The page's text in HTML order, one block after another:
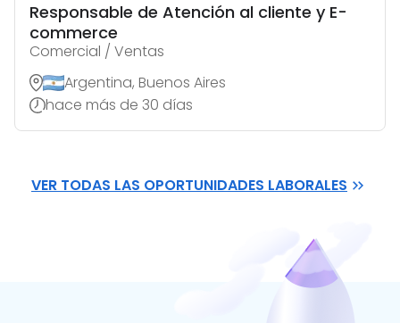
Responsable de Atención al cliente y E-
commerce
Comercial / Ventas
Argentina, Buenos Aires
hace más de 30 días
VER TODAS LAS OPORTUNIDADES LABORALES